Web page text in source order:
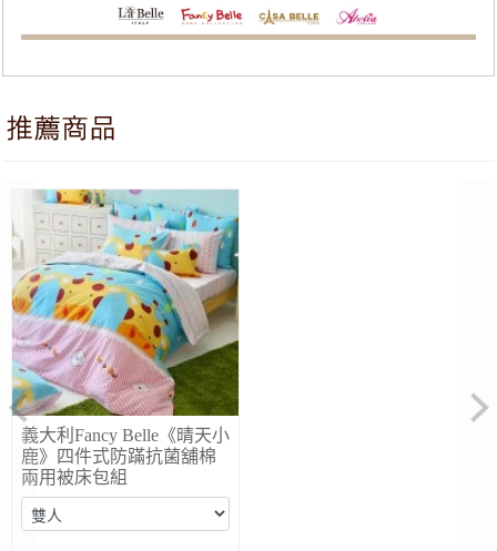
義大利Fancy Belle《晴天小
鹿》四件式防蹣抗菌舖棉
兩用被床包組
Previous